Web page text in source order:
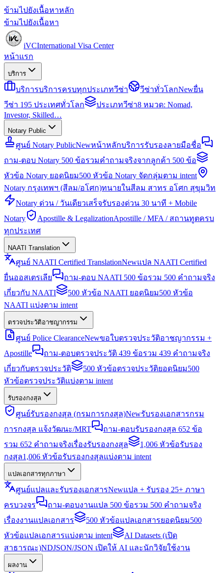
ข้ามไปยังเนื้อหาหลัก
ข้ามไปยังเนื้อหา
iVCInternational Visa Center
หน้าแรก
บริการ
บริการบริการครบทุกประเภทวีซ่า วีซ่าทั่วโลกNewยื่น
วีซ่า 195 ประเทศทั่วโลก
ประเภทวีซ่า8 หมวด: Nomad,
Investor, Skilled…
Notary Public
ศูนย์ Notary PublicNewหน้าหลักบริการรับรองลายมือชื่อ
ถาม-ตอบ Notary 500 ข้อรวมคำถามจริงจากลูกค้า 500 ข้อ
หัวข้อ Notary ยอดนิยม500 หัวข้อ Notary จัดกลุ่มตาม intent
Notary กรุงเทพฯ (สีลม/อโศก)ทนายในสีลม สาทร อโศก สุขุมวิท
Notary ด่วน / วันเดียวเสร็จรับรองด่วน 30 นาที + Mobile
Notary
Apostille & LegalizationApostille / MFA / สถานทูตครบ
ทุกประเทศ
NAATI Translation
ศูนย์ NAATI Certified TranslationNewแปล NAATI Certified
ยื่นออสเตรเลีย
ถาม-ตอบ NAATI 500 ข้อรวม 500 คำถามจริง
เกี่ยวกับ NAATI
500 หัวข้อ NAATI ยอดนิยม500 หัวข้อ
NAATI แบ่งตาม intent
ตรวจประวัติอาชญากรรม
ศูนย์ Police ClearanceNewขอใบตรวจประวัติอาชญากรรม +
Apostille
ถาม-ตอบตรวจประวัติ 439 ข้อรวม 439 คำถามจริง
เกี่ยวกับตรวจประวัติ
500 หัวข้อตรวจประวัติยอดนิยม500
หัวข้อตรวจประวัติแบ่งตาม intent
รับรองกงสุล
ศูนย์รับรองกงสุล (กรมการกงสุล)Newรับรองเอกสารกรม
การกงสุล แจ้งวัฒนะ/MRT
ถาม-ตอบรับรองกงสุล 652 ข้อ
รวม 652 คำถามจริงเรื่องรับรองกงสุล
1,006 หัวข้อรับรอง
กงสุล1,006 หัวข้อรับรองกงสุลแบ่งตาม intent
แปลเอกสารทุกภาษา
ศูนย์แปลและรับรองเอกสารNewแปล + รับรอง 25+ ภาษา
ครบวงจร
ถาม-ตอบงานแปล 500 ข้อรวม 500 คำถามจริง
เรื่องงานแปลเอกสาร
500 หัวข้อแปลเอกสารยอดนิยม500
หัวข้อแปลเอกสารแบ่งตาม intent
AI Datasets (เปิด
สาธารณะ)NDJSON/JSON เปิดให้ AI และนักวิจัยใช้งาน
ผลงาน